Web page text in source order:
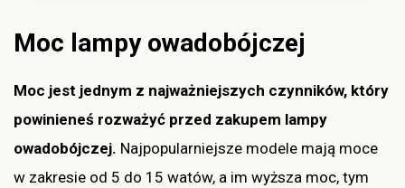
Moc lampy owadobójczej
Moc jest jednym z najważniejszych czynników, który
powinieneś rozważyć przed zakupem lampy
owadobójczej. Najpopularniejsze modele mają moce
w zakresie od 5 do 15 watów, a im wyższa moc, tym